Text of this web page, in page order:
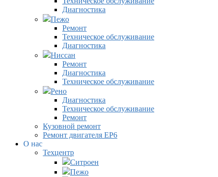
Диагностика
Пежо
Ремонт
Техническое обслуживание
Диагностика
Ниссан
Ремонт
Диагностика
Техническое обслуживание
Рено
Диагностика
Техническое обслуживание
Ремонт
Кузовной ремонт
Ремонт двигателя EP6
О нас
Техцентр
Ситроен
Пежо